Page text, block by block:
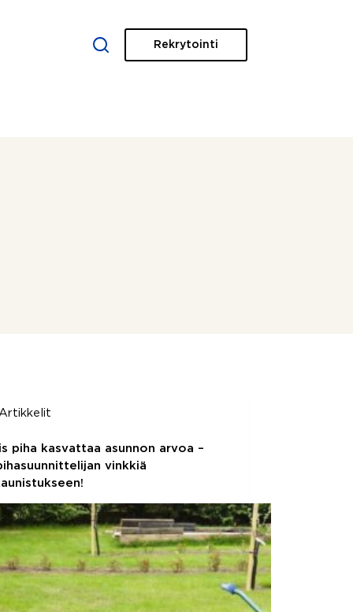
Rekrytointi
Artikkelit
piha kasvattaa asunnon arvoa –
vinkkiä